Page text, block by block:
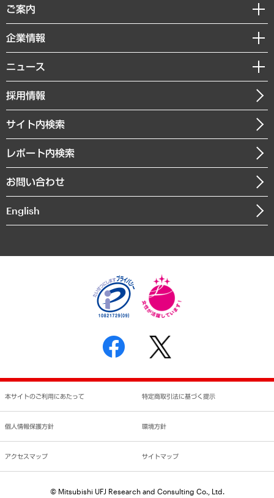
デジタルイノベーション
共生・ダイバーシティ
GRC（ガバナンス・リスク・コンプライアンス）・防災（政策）
経済・産業・雇用・労働
まちづくり・観光・交通・スポーツ・スマートシティ
自然資源・農林水産業・食料システム
経済調査
レポート
コラム
経営用語集
受託・受注実績（官公庁関連）
メディア掲載・出演
ご案内
セミナー・イベント情報
MUFGビジネスセミナー
受託案件情報
企業情報
私たちの想い
社長メッセージ
会社概要
沿革
組織図・本部部室紹介
インドネシア現地法人
個人情報保護方針
反社会的勢力に対する基本方針
書面による個人情報の開示等の請求の手続きについて
ニュース
ニュースリリース
お知らせ
採用情報
サイト内検索
レポート内検索
お問い合わせ
English
本サイトのご利用にあたって 特定商取引法に基づく提示
個人情報保護方針 環境方針
アクセスマップ サイトマップ
© Mitsubishi UFJ Research and Consulting Co., Ltd.